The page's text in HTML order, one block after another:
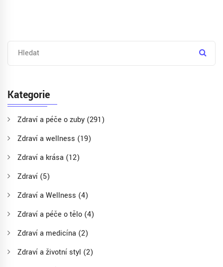
Kategorie
Zdraví a péče o zuby (291)
Zdraví a wellness (19)
Zdraví a krása (12)
Zdraví (5)
Zdraví a Wellness (4)
Zdraví a péče o tělo (4)
Zdraví a medicína (2)
Zdraví a životní styl (2)